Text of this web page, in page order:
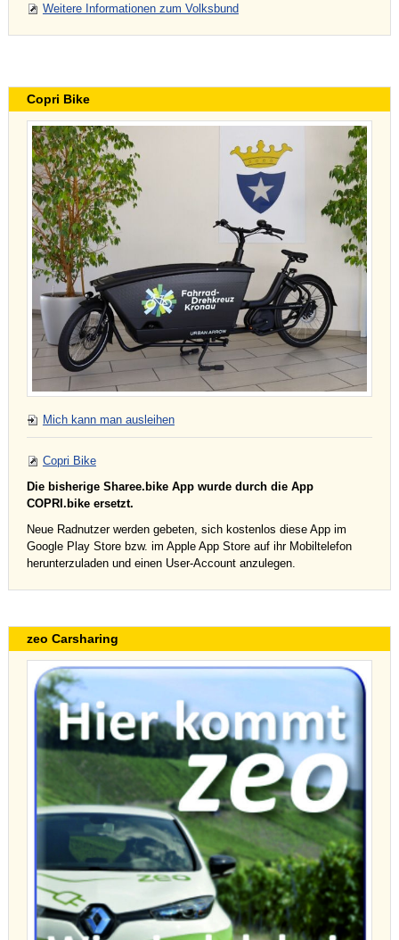
Weitere Informationen zum Volksbund
Copri Bike
Mich kann man ausleihen
Copri Bike
Die bisherige Sharee.bike App wurde durch die App
COPRI.bike ersetzt.
Neue Radnutzer werden gebeten, sich kostenlos diese App im
Google Play Store bzw. im Apple App Store auf ihr Mobiltelefon
herunterzuladen und einen User-Account anzulegen.
zeo Carsharing